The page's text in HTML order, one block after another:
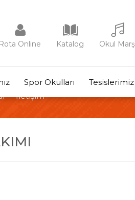
Rota Online Katalog Okul
Spor Okulları Tesislerimiz
İletişim